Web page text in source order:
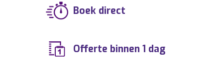
Temptation, IMPRESARIAAT Within
Temptation, ARTIESTENBOEKINGSBUREAU
Boek direct
Offerte binnen 1 dag